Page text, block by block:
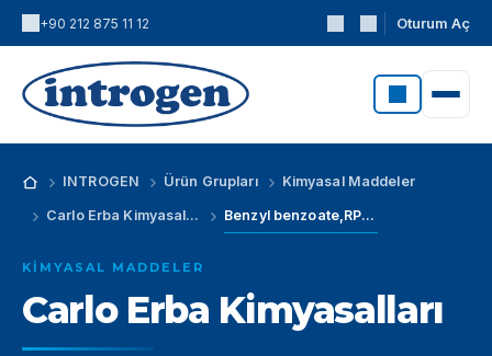
+90 212 875 11 12 Oturum Aç
INTROGEN Ürün Grupları Kimyasal Maddeler
Carlo Erba Kimyasalları Benzyl benzoate,RPE - For analysis (CAS No: 120-51-4)
KIMYASAL MADDELER
Carlo Erba Kimyasalları